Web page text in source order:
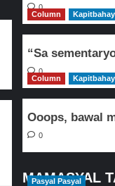
0
Column
Kapitbahay
“Sa
0
Column
Kapitbahay
Ooops, bawal
0
MAMASYAL
Pasyal Pasyal